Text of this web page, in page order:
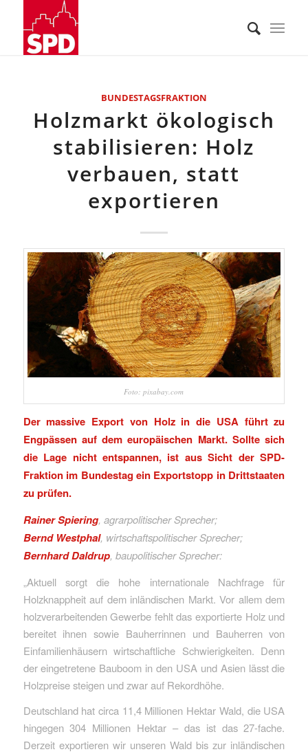
BUNDESTAGSFRAKTION
Holzmarkt ökologisch
stabilisieren: Holz
verbauen, statt
exportieren
Foto: pixabay.com
Der massive Export von Holz in die USA führt zu
Engpässen auf dem europäischen Markt. Sollte sich
die Lage nicht entspannen, ist aus Sicht der SPD-
Fraktion im Bundestag ein Exportstopp in Drittstaaten
zu prüfen.
Rainer Spiering, agrarpolitischer Sprecher;
Bernd Westphal, wirtschaftspolitischer Sprecher;
Bernhard Daldrup, baupolitischer Sprecher:
„Aktuell sorgt die hohe internationale Nachfrage für
Holzknappheit auf dem inländischen Markt. Vor allem dem
holzverarbeitenden Gewerbe fehlt das exportierte Holz und
bereitet ihnen sowie Bauherrinnen und Bauherren von
Einfamilienhäusern wirtschaftliche Schwierigkeiten. Denn
der eingetretene Bauboom in den USA und Asien lässt die
Holzpreise steigen und zwar auf Rekordhöhe.
Deutschland hat circa 11,4 Millionen Hektar Wald, die USA
hingegen 304 Millionen Hektar – das ist das 27-fache.
Derzeit exportieren wir unseren Wald bis zur inländischen